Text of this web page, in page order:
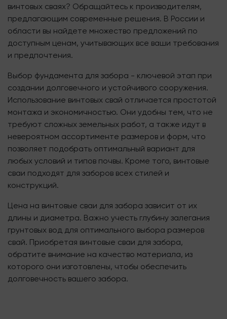
винтовых сваях? Обращайтесь к производителям,
предлагающим современные решения. В России и
области вы найдете множество предложений по
доступным ценам, учитывающих все ваши требования
и предпочтения.
Выбор фундамента для забора - ключевой этап при
создании долговечного и устойчивого сооружения.
Использование винтовых свай отличается простотой
монтажа и экономичностью. Они удобны тем, что не
требуют сложных земельных работ, а также идут в
невероятном ассортименте размеров и форм, что
позволяет подобрать оптимальный вариант для
любых условий и типов почвы. Кроме того, винтовые
сваи подходят для заборов всех стилей и
конструкций.
Цена на винтовые сваи для забора зависит от их
длины и диаметра. Важно учесть глубину залегания
грунтовых вод для оптимального выбора размеров
свай. Приобретая винтовые сваи для забора,
обратите внимание на качество материала, из
которого они изготовлены, чтобы обеспечить
долговечность вашего забора.